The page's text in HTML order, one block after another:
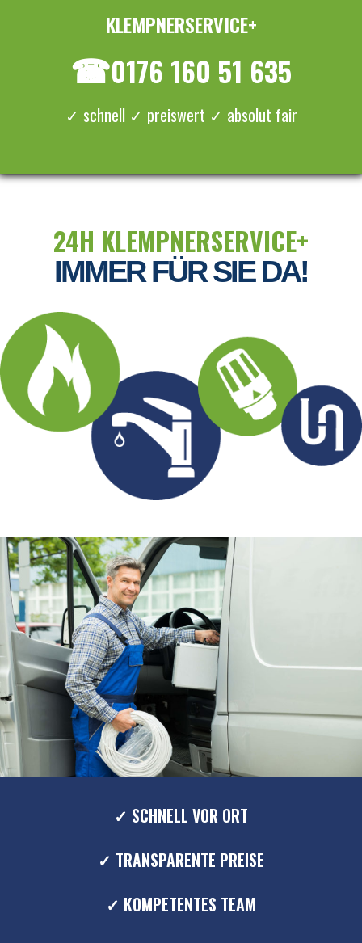
KLEMPNERSERVICE+
☎0176 160 51 635
✓ schnell ✓ preiswert ✓ absolut fair
24H KLEMPNERSERVICE+
IMMER FÜR SIE DA!
✓ SCHNELL VOR ORT
✓ TRANSPARENTE PREISE
✓ KOMPETENTES TEAM